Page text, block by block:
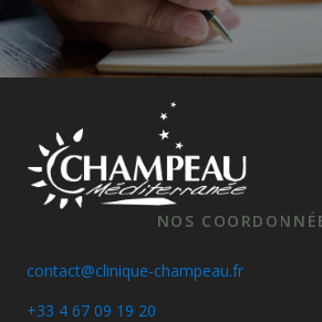
NOS
contact@clinique-champeau.fr
+33 4 67 09 19 20